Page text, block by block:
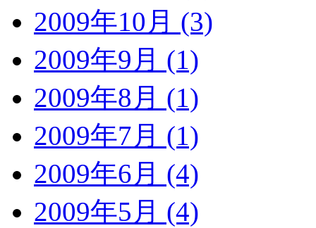
2009年10月 (3)
2009年9月 (1)
2009年8月 (1)
2009年7月 (1)
2009年6月 (4)
2009年5月 (4)